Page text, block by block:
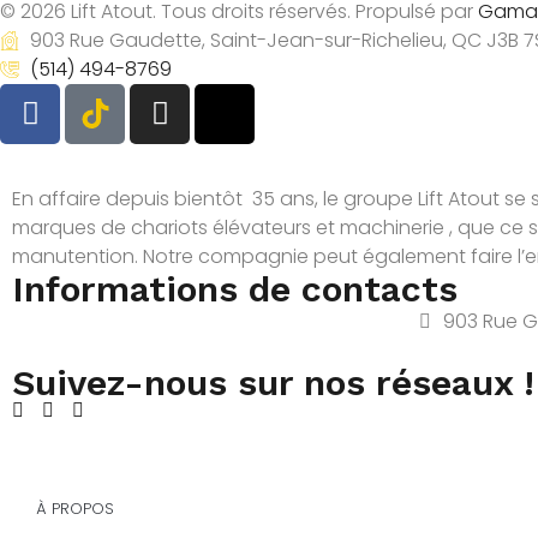
r
o
d
i
© 2026 Lift Atout. Tous droits réservés. Propulsé par
903 Rue Gaudette, Saint-Jean-sur-Richelieu, QC J3B
(514) 494-8769
En affaire depuis bientôt 35 ans, le groupe Lift Atout
marques de chariots élévateurs et machinerie , que
manutention. Notre compagnie peut également faire
Informations de contacts
903 Rue
Suivez-nous sur nos réseaux !
À PROPOS